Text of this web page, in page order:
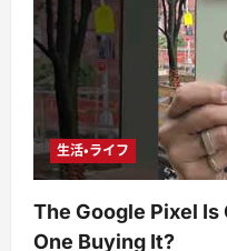
生活・ライフ
The Google Pixel Is
One Buying It?